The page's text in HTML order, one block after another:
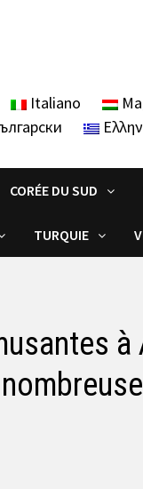
Italiano
CORÉE DU SUD
TURQUIE